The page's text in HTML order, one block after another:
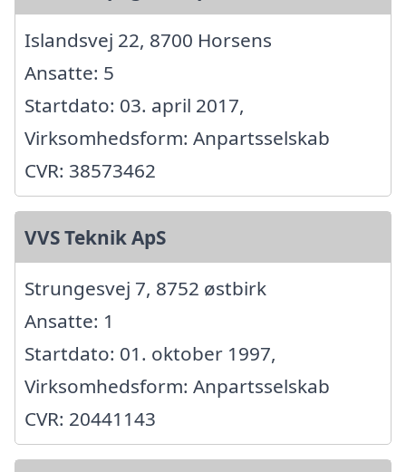
Islandsvej 22, 8700 Horsens
Ansatte: 5
Startdato: 03. april 2017,
Virksomhedsform: Anpartsselskab
CVR: 38573462
VVS Teknik ApS
Strungesvej 7, 8752 østbirk
Ansatte: 1
Startdato: 01. oktober 1997,
Virksomhedsform: Anpartsselskab
CVR: 20441143